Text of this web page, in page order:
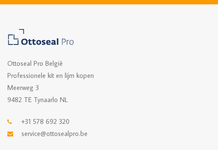
Ottoseal Pro België
Professionele kit en lijm kopen
Meerweg 3
9482 TE Tynaarlo NL
+31 578 692 320
service@ottosealpro.be